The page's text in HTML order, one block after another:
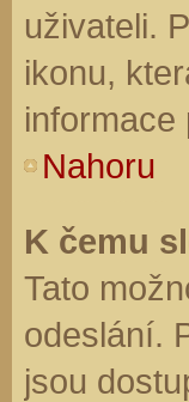
uživateli.
ikonu,
Nahoru
K čemu
Tato
odeslání.
jsou